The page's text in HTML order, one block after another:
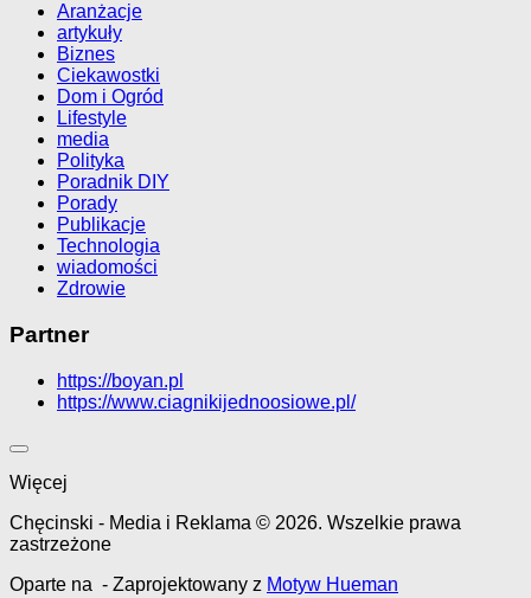
Aranżacje
artykuły
Biznes
Ciekawostki
Dom i Ogród
Lifestyle
media
Polityka
Poradnik DIY
Porady
Publikacje
Technologia
wiadomości
Zdrowie
Partner
https://boyan.pl
https://www.ciagnikijednoosiowe.pl/
Więcej
Chęcinski - Media i Reklama © 2026. Wszelkie prawa
zastrzeżone
Oparte na - Zaprojektowany z Motyw Hueman